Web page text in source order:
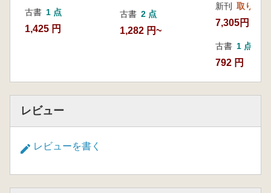
古書 1 点
1,425 円
古書 2 点
1,282 円~
新刊 取り寄せ
7,305円
古書 1 点
792 円
レビュー
レビューを書く